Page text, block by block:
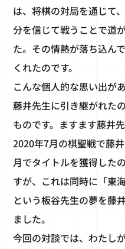
は、将棋の対局を通じて
分を信じて戦うことで道
た。その情熱が落ち込ん
くれたのです。
こんな個人的な思い出が
藤井先生に引き継がれた
ものです。ますます藤井
2020年7月の棋聖戦で藤
月でタイトルを獲得した
すが、これは同時に「東
という板谷先生の夢を藤
ました。
今回の対談では、わたし